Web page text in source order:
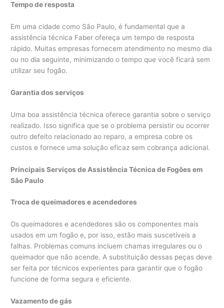
Tempo de resposta
Em uma cidade como São Paulo, é fundamental que a
assistência técnica Faber ofereça um tempo de resposta
rápido. Muitas empresas fornecem atendimento no mesmo dia
ou no dia seguinte, minimizando o tempo que você ficará sem
utilizar seu fogão.
Garantia dos serviços
Uma boa assistência técnica oferece garantia sobre o serviço
realizado. Isso significa que se o problema persistir ou ocorrer
outro defeito relacionado ao reparo, a empresa cobre os
custos e fornece uma solução eficaz sem cobrança adicional.
Principais Serviços de Assistência Técnica de Fogões em
São Paulo
Troca de queimadores e acendedores
Os queimadores e acendedores são os componentes mais
usados em um fogão e, por isso, estão mais suscetíveis a
falhas. Problemas comuns incluem chamas irregulares ou o
queimador que não acende. A substituição dessas peças deve
ser feita por técnicos experientes para garantir que o fogão
funcione de forma segura e eficiente.
Vazamento de gás